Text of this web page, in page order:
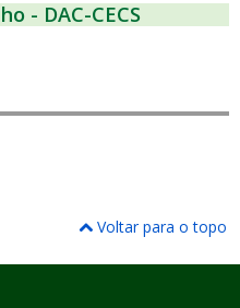
- DAC-CECS
Voltar para o topo